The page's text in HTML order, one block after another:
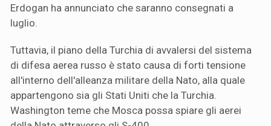
Erdogan ha annunciato che saranno consegnati a
luglio.
Tuttavia, il piano della Turchia di avvalersi del sistema
di difesa aerea russo è stato causa di forti tensione
all'interno dell'alleanza militare della Nato, alla quale
appartengono sia gli Stati Uniti che la Turchia.
Washington teme che Mosca possa spiare gli aerei